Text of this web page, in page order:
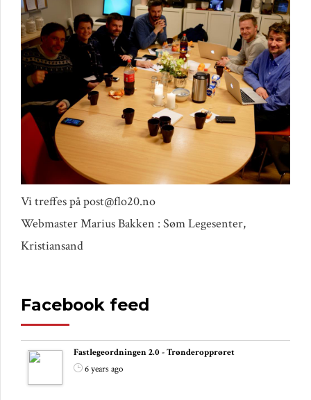
Vi treffes på post@flo20.no
Webmaster Marius Bakken : Søm Legesenter,
Kristiansand
Facebook feed
Fastlegeordningen 2.0 - Trønderopprøret
6 years ago